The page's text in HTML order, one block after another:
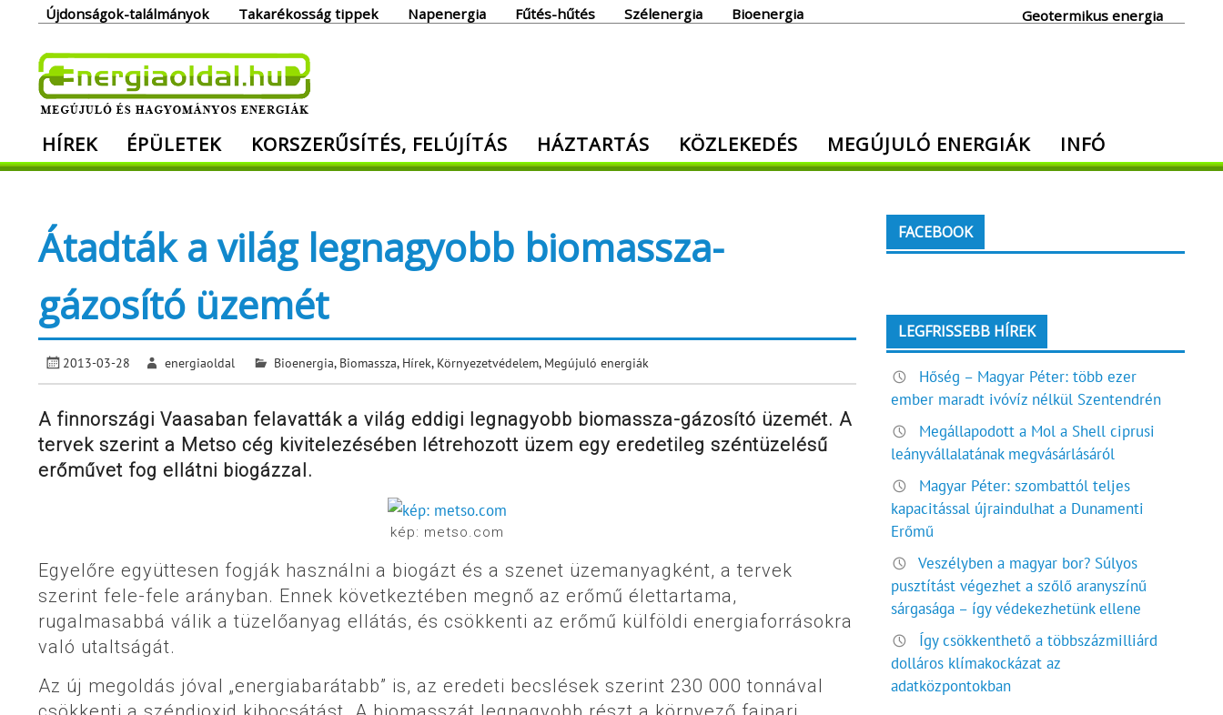
Újdonságok-találmányok Takarékosság tippek Napenergia Fűtés-hűtés Szélenergia Bioenergia Geotermikus energia
Megújuló és hagyományos energiák. Minden, ami energia!
HÍREK ÉPÜLETEK KORSZERŰSÍTÉS, FELÚJÍTÁS HÁZTARTÁS KÖZLEKEDÉS MEGÚJULÓ ENERGIÁK INFÓ
Átadták a világ legnagyobb biomassza-
gázosító üzemét
2013-03-28 energiaoldal Bioenergia, Biomassza, Hírek, Környezetvédelem, Megújuló energiák
A finnországi Vaasaban felavatták a világ eddigi legnagyobb biomassza-gázosító üzemét. A
tervek szerint a Metso cég kivitelezésében létrehozott üzem egy eredetileg széntüzelésű
erőművet fog ellátni biogázzal.
kép: metso.com
Egyelőre együttesen fogják használni a biogázt és a szenet üzemanyagként, a tervek
szerint fele-fele arányban. Ennek következtében megnő az erőmű élettartama,
rugalmasabbá válik a tüzelőanyag ellátás, és csökkenti az erőmű külföldi energiaforrásokra
való utaltságát.
Az új megoldás jóval „energiabarátabb” is, az eredeti becslések szerint 230 000 tonnával
FACEBOOK
LEGFRISSEBB HÍREK
Hőség – Magyar Péter: több ezer
ember maradt ivóvíz nélkül Szentendrén
Megállapodott a Mol a Shell ciprusi
leányvállalatának megvásárlásáról
Magyar Péter: szombattól teljes
kapacitással újraindulhat a Dunamenti
Erőmű
Veszélyben a magyar bor? Súlyos
pusztítást végezhet a szőlő aranyszínű
sárgasága – így védekezhetünk ellene
Így csökkenthető a többszázmilliárd
dolláros klímakockázat az
adatközpontokban